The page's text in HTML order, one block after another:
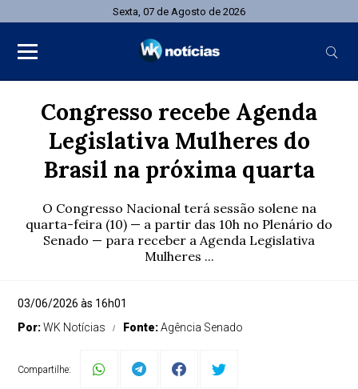
Sexta, 07 de Agosto de 2026
Congresso recebe Agenda
Legislativa Mulheres do
Brasil na próxima quarta
O Congresso Nacional terá sessão solene na
quarta-feira (10) — a partir das 10h no Plenário do
Senado — para receber a Agenda Legislativa
Mulheres ...
03/06/2026 às 16h01
Por:WK Notícias Fonte:Agência Senado
Compartilhe: